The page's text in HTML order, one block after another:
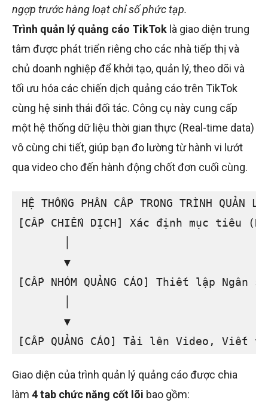
ngợp trước hàng loạt chỉ số phức tạp.
Trình quản lý quảng cáo TikTok là giao diện trung
tâm được phát triển riêng cho các nhà tiếp thị và
chủ doanh nghiệp để khởi tạo, quản lý, theo dõi và
tối ưu hóa các chiến dịch quảng cáo trên TikTok
cùng hệ sinh thái đối tác. Công cụ này cung cấp
một hệ thống dữ liệu thời gian thực (Real-time data)
vô cùng chi tiết, giúp bạn đo lường từ hành vi lướt
qua video cho đến hành động chốt đơn cuối cùng.
HỆ THỐNG PHÂN CẤP TRONG TRÌNH QUẢN
[CẤP CHIẾN DỊCH] Xác định mục tiêu
       ▼
[CẤP NHÓM QUẢNG CÁO] Thiết lập
       ▼
Giao diện của trình quản lý quảng cáo được chia
làm 4 tab chức năng cốt lõi bao gồm: